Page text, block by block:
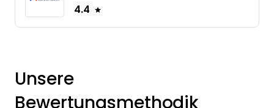
4.4
Unsere
Bewertungsmethodik